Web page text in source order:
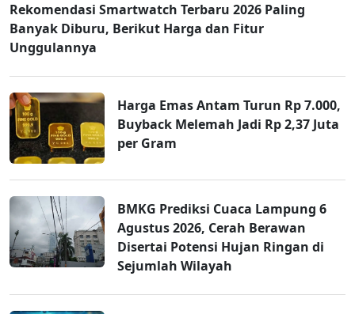
Rekomendasi Smartwatch Terbaru 2026 Paling
Banyak Diburu, Berikut Harga dan Fitur
Unggulannya
Harga Emas Antam Turun Rp 7.000,
Buyback Melemah Jadi Rp 2,37 Juta
per Gram
BMKG Prediksi Cuaca Lampung 6
Agustus 2026, Cerah Berawan
Disertai Potensi Hujan Ringan di
Sejumlah Wilayah